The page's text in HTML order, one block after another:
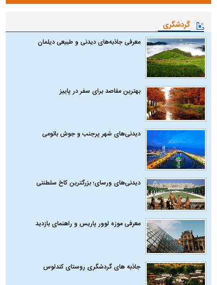
گردشگری
معرفی جاذبه‌های دیدنی و طبیعی دیلمان
بهترین مقاصد برای سفر در پاییز
دیدنی‌های شهر پرجنب و جوش باتومی
دیدنی‌های ورسای؛ بزرگترین کاخ سلطنتی
معرفی موزه لوور پاریس و راهنمای بازدید
جاذبه های گردشگری روستای کندلوس